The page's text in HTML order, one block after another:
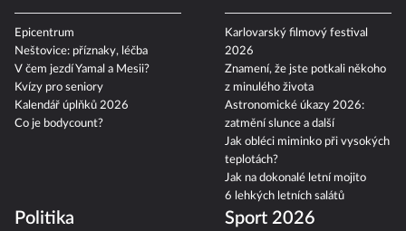
Epicentrum
Neštovice: příznaky, léčba
V čem jezdí Yamal a Mesii?
Kvízy pro seniory
Kalendář úplňků 2026
Co je bodycount?
Karlovarský filmový festival
2026
Znamení, že jste potkali někoho
z minulého života
Astronomické úkazy 2026:
zatmění slunce a další
Jak obléci miminko při vysokých
teplotách?
Jak na dokonalé letní mojito
6 lehkých letních salátů
Politika Sport 2026